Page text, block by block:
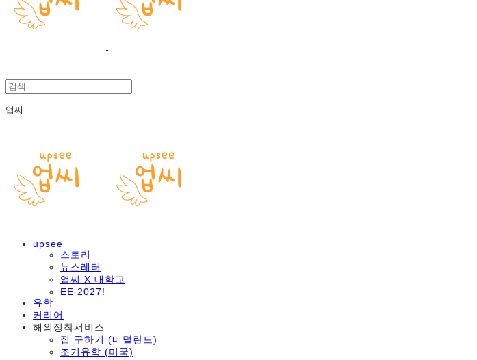
업씨
upsee
스토리
뉴스레터
업씨 X 대학교
EE 2027!
유학
커리어
해외정착서비스
집 구하기 (네덜란드)
조기유학 (미국)